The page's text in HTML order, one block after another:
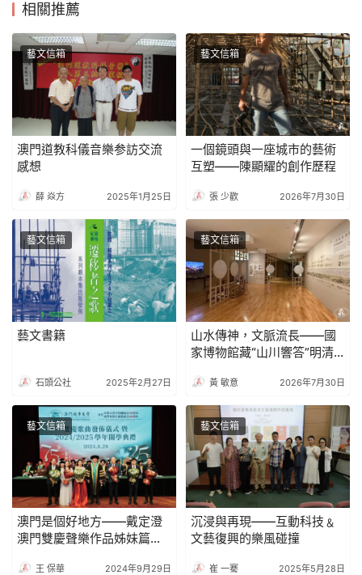
相關推薦
藝文信箱
澳門道教科儀音樂参訪交流
感想
薛 焱方 2025年1月25日
藝文信箱
一個鏡頭與一座城市的藝術
互塑——陳顯耀的創作歷程
張 少歡 2026年7月30日
藝文信箱
藝文書籍
石頭公社 2025年2月27日
藝文信箱
山水傳神，文脈流長——國
家博物館藏“山川響答”明清
黃 敏意 2026年7月30日
藝文信箱
澳門是個好地方——戴定澄
澳門雙慶聲樂作品姊妹篇發
王 保華 2024年9月29日
藝文信箱
沉浸與再現——互動科技﹠
文藝復興的樂風碰撞
崔 一騫 2025年5月28日